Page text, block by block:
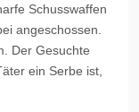
Schusswaffen
angeschossen.
Der Gesuchte
ein Serbe ist,